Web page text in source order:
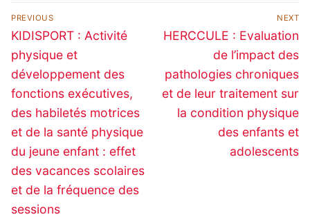
Navigation
de
l’article
PREVIOUS
Previous
post:
KIDISPORT : Activité
physique et
développement des
fonctions exécutives,
des habiletés motrices
et de la santé physique
du jeune enfant : effet
des vacances scolaires
et de la fréquence des
sessions
NEXT
Next
HERCCULE : Evaluation
de l’impact des
pathologies chroniques
et de leur traitement sur
la condition physique
des enfants et
adolescents